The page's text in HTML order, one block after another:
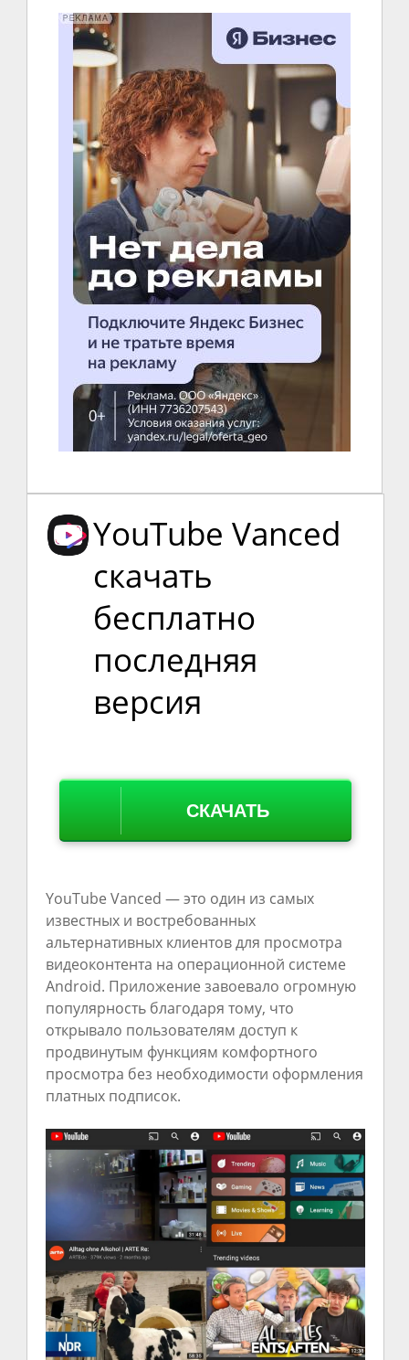
YouTube Vanced
скачать
бесплатно
последняя
версия
СКАЧАТЬ
YouTube Vanced — это один из самых
известных и востребованных
альтернативных клиентов для просмотра
видеоконтента на операционной системе
Android. Приложение завоевало огромную
популярность благодаря тому, что
открывало пользователям доступ к
продвинутым функциям комфортного
просмотра без необходимости оформления
платных подписок.